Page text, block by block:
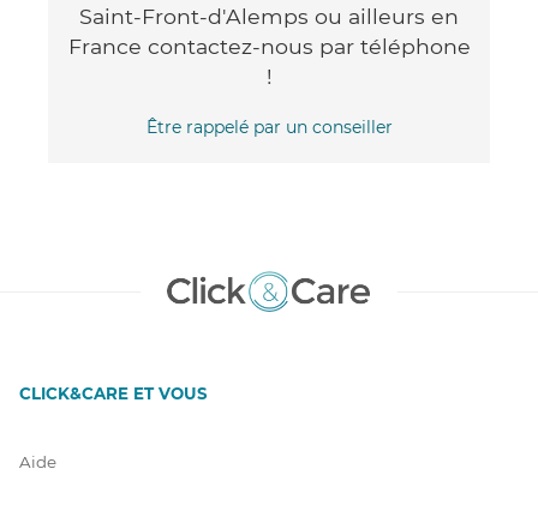
Saint-Front-d'Alemps ou ailleurs en
France contactez-nous par téléphone
!
Être rappelé par un conseiller
CLICK&CARE ET VOUS
Aide